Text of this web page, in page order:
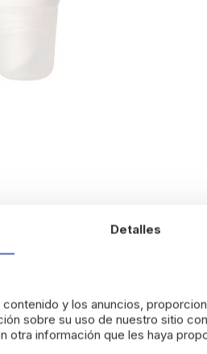
para el cuidado de loslabios
dermatológicos como
ydescamación labial.
Detalles
y los anuncios,
sobre su uso de nuestro sitio
otra información que les haya